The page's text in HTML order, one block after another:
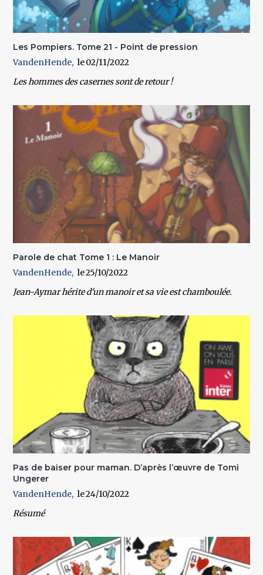
Les Pompiers. Tome 21 - Point de pression
VandenHende
02/11/2022
Les hommes des casernes sont de retour !
Parole de chat Tome 1 : Le Manoir
VandenHende
25/10/2022
Jean-Aymar hérite d'un manoir et sa vie est chamboulée.
Pas de baiser pour maman. D’après l’œuvre de Tomi
Ungerer
VandenHende
24/10/2022
Résumé